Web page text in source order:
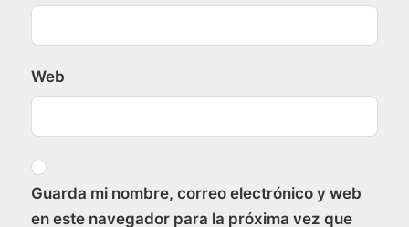
Web
Guarda mi nombre, correo electrónico y web
en este navegador para la próxima vez que